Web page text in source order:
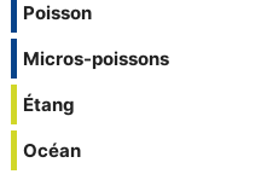
Poisson
Micros-poissons
Étang
Océan